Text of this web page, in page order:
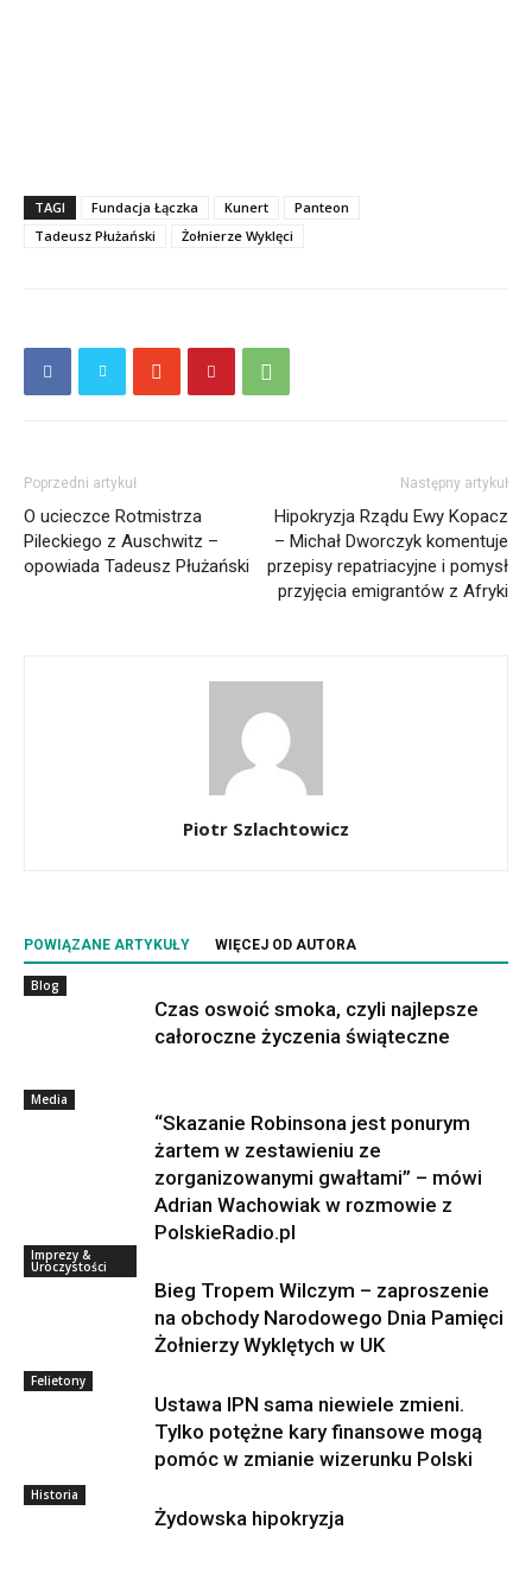
TAGI Fundacja Łączka Kunert
Panteon
Tadeusz Płużański
Żołnierze Wyklęci
Poprzedni artykuł
O ucieczce Rotmistrza
Pileckiego z Auschwitz –
opowiada Tadeusz Płużański
Następny artykuł
Hipokryzja Rządu Ewy Kopacz
– Michał Dworczyk komentuje
przepisy repatriacyjne i pomysł
przyjęcia emigrantów z Afryki
Piotr Szlachtowicz
POWIĄZANE ARTYKUŁY WIĘCEJ OD AUTORA
Blog
Czas oswoić smoka, czyli najlepsze
całoroczne życzenia świąteczne
Media
“Skazanie Robinsona jest ponurym
żartem w zestawieniu ze
zorganizowanymi gwałtami” – mówi
Adrian Wachowiak w rozmowie z
PolskieRadio.pl
Imprezy &
Uroczystości
Bieg Tropem Wilczym – zaproszenie
na obchody Narodowego Dnia Pamięci
Żołnierzy Wyklętych w UK
Felietony
Ustawa IPN sama niewiele zmieni.
Tylko potężne kary finansowe mogą
pomóc w zmianie wizerunku Polski
Historia
Żydowska hipokryzja